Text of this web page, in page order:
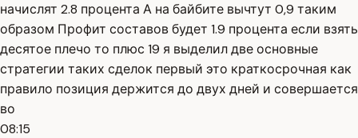
начислят 2.8 процента А на байбите вычтут 0,9 таким
образом Профит составов будет 1.9 процента если взять
десятое плечо то плюс 19 я выделил две основные
стратегии таких сделок первый это краткосрочная как
правило позиция держится до двух дней и совершается
во
08:15